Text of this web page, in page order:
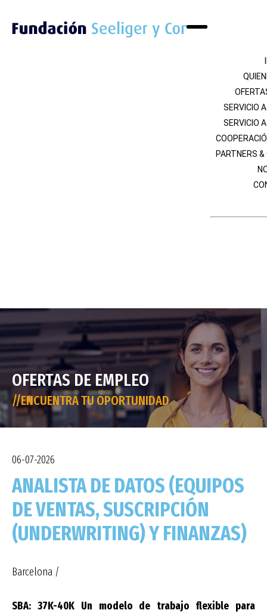
SERVICIO
SERVICIO
PARTNERS
OFERTAS DE EMPLEO
//ENCUENTRA TU OPORTUNIDAD
06-07-2026
ANALISTA DE DATOS (EQUIPOS
DE VENTAS, SUSCRIPCIÓN
(UNDERWRITING) Y FINANZAS)
Barcelona /
SBA: 37K-40K Un modelo de trabajo flexible para